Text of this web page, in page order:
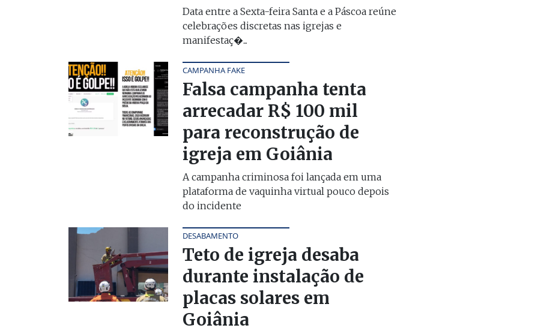
Data entre a Sexta-feira Santa e a Páscoa reúne
celebrações discretas nas igrejas e
manifestaç�...
CAMPANHA FAKE
Falsa campanha tenta
arrecadar R$ 100 mil
para reconstrução de
igreja em Goiânia
A campanha criminosa foi lançada em uma
plataforma de vaquinha virtual pouco depois
do incidente
DESABAMENTO
Teto de igreja desaba
durante instalação de
placas solares em
Goiânia